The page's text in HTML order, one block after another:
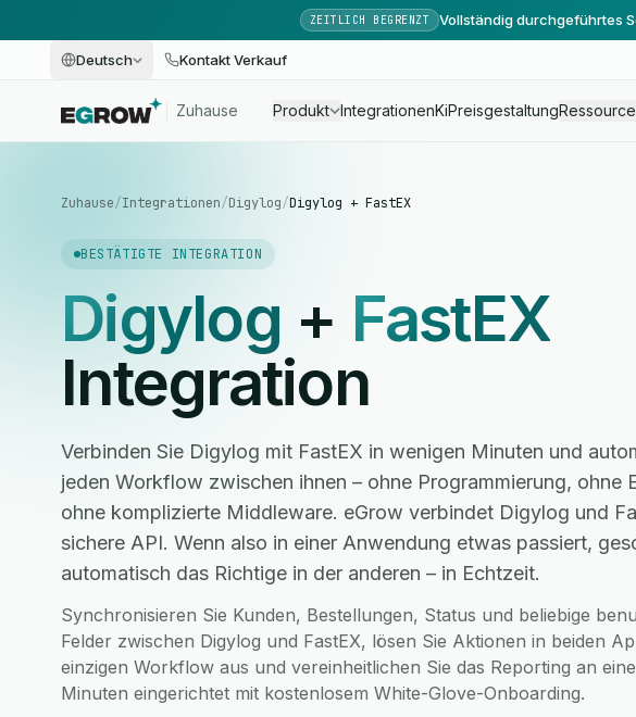
ZEITLICH BEGRENZT Vollständig durchgeführtes
Deutsch Kontakt Verkauf
Zuhause Produkt IntegrationenKiPreisgestaltung
Zuhause/Integrationen/Digylog/Digylog + FastEX
BESTÄTIGTE INTEGRATION
Digylog + FastEX
Integration
Verbinden Sie Digylog mit FastEX in wenigen Minuten und
jeden Workflow zwischen ihnen – ohne Programmierung, ohne
ohne komplizierte Middleware. eGrow verbindet Digylog und
sichere API. Wenn also in einer Anwendung etwas passiert,
automatisch das Richtige in der anderen – in Echtzeit.
Synchronisieren Sie Kunden, Bestellungen, Status und beliebige
Felder zwischen Digylog und FastEX, lösen Sie Aktionen in beiden
einzigen Workflow aus und vereinheitlichen Sie das Reporting an
Minuten eingerichtet mit kostenlosem White-Glove-Onboarding.